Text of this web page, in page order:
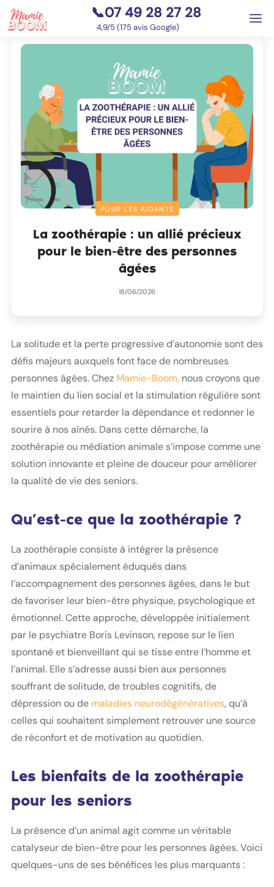
📞07 49 28 27 28
4,9/5 (175 avis Google)
POUR LES AIDANTS
La zoothérapie : un allié précieux
pour le bien-être des personnes
âgées
18/06/2026
La solitude et la perte progressive d’autonomie sont des
défis majeurs auxquels font face de nombreuses
personnes âgées. Chez Mamie-Boom, nous croyons que
le maintien du lien social et la stimulation régulière sont
essentiels pour retarder la dépendance et redonner le
sourire à nos aînés. Dans cette démarche, la
zoothérapie ou médiation animale s’impose comme une
solution innovante et pleine de douceur pour améliorer
la qualité de vie des seniors.
Qu’est-ce que la zoothérapie ?
La zoothérapie consiste à intégrer la présence
d’animaux spécialement éduqués dans
l’accompagnement des personnes âgées, dans le but
de favoriser leur bien-être physique, psychologique et
émotionnel. Cette approche, développée initialement
par le psychiatre Boris Levinson, repose sur le lien
spontané et bienveillant qui se tisse entre l’homme et
l’animal. Elle s’adresse aussi bien aux personnes
souffrant de solitude, de troubles cognitifs, de
dépression ou de maladies neurodégénératives, qu’à
celles qui souhaitent simplement retrouver une source
de réconfort et de motivation au quotidien.
Les bienfaits de la zoothérapie
pour les seniors
La présence d’un animal agit comme un véritable
catalyseur de bien-être pour les personnes âgées. Voici
quelques-uns de ses bénéfices les plus marquants :